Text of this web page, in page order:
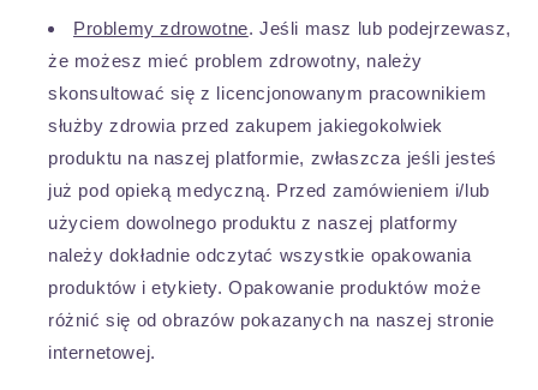
Problemy zdrowotne. Jeśli masz lub podejrzewasz,
że możesz mieć problem zdrowotny, należy
skonsultować się z licencjonowanym pracownikiem
służby zdrowia przed zakupem jakiegokolwiek
produktu na naszej platformie, zwłaszcza jeśli jesteś
już pod opieką medyczną. Przed zamówieniem i/lub
użyciem dowolnego produktu z naszej platformy
należy dokładnie odczytać wszystkie opakowania
produktów i etykiety. Opakowanie produktów może
różnić się od obrazów pokazanych na naszej stronie
internetowej.